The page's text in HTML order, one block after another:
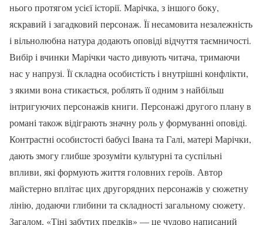
нього протягом усієї історії. Марічка, з іншого боку,
яскравий і загадковий персонаж. Її несамовита незалежність
і вільнолюбна натура додають оповіді відчуття таємничості.
Вибір і вчинки Марічки часто дивують читача, тримаючи
нас у напрузі. Її складна особистість і внутрішні конфлікти,
з якими вона стикається, роблять її одним з найбільш
інтригуючих персонажів книги. Персонажі другого плану в
романі також відіграють значну роль у формуванні оповіді.
Контрастні особистості бабусі Івана та Галі, матері Марічки,
дають змогу глибше зрозуміти культурні та суспільні
впливи, які формують життя головних героїв. Автор
майстерно вплітає цих другорядних персонажів у сюжетну
лінію, додаючи глибини та складності загальному сюжету.
Загалом, «Тіні забутих предків» — це чудово написаний